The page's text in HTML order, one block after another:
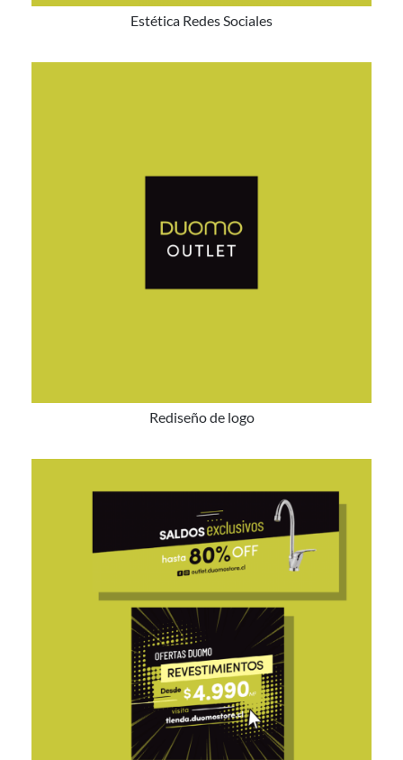
Estética Redes Sociales
Rediseño de logo